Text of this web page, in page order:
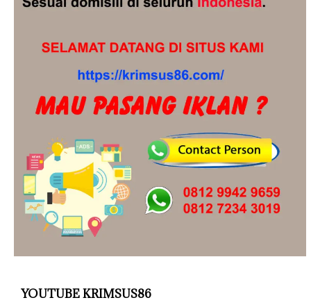
YOUTUBE KRIMSUS86